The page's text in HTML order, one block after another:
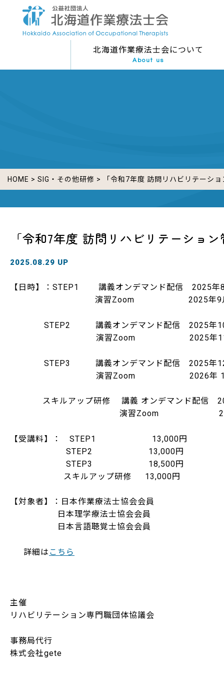
北海道作業療法士会について
About us
HOME > SIG・その他研修 > 「令和7年度 訪問リハビリテーシ
「令和7年度 訪問リハビリテーショ
2025.08.29 UP
【日時】：STEP1 講義オンデマンド配信 2025年8
演習Zoom 2025年9月27日
STEP2 講義オンデマンド配信 2025年10月
演習Zoom 2025年11月29
STEP3 講義オンデマンド配信 2025年12月
演習Zoom 2026年 1月24
スキルアップ研修 講義 オンデマンド配信 2026
演習Zoom 2026年 2月
【受講料】： STEP1 13,000円
STEP2 13,000円
STEP3 18,500円
スキルアップ研修 13,000円
【対象者】：日本作業療法士協会会員
日本理学療法士協会会員
日本言語聴覚士協会会員
詳細は こちら
主催
リハビリテーション専門職団体協議会
事務局代行
株式会社gete